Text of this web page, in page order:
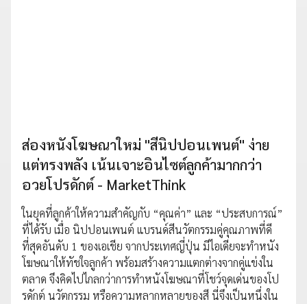
ส่องหนังโฆษณาใหม่ "สีนิปปอนเพนต์" ง่าย
แต่ทรงพลัง เน้นเจาะอินไซต์ลูกค้ามากกว่า
อวยโปรดักต์ - MarketThink
ในยุคที่ลูกค้าให้ความสำคัญกับ “คุณค่า” และ “ประสบการณ์”
ที่ได้รับ เมื่อ นิปปอนเพนต์ แบรนด์สีนวัตกรรมคู่คุณภาพที่ดี
ที่สุดอันดับ 1 ของเอเชีย จากประเทศญี่ปุ่น มีไอเดียจะทำหนัง
โฆษณาให้ทัชใจลูกค้า พร้อมสร้างความแตกต่างจากคู่แข่งใน
ตลาด จึงคิดไปไกลกว่าการทำหนังโฆษณาที่โชว์จุดเด่นของโป
รดักต์ นวัตกรรม หรือความหลากหลายของสี นี่จึงเป็นหนึ่งใน